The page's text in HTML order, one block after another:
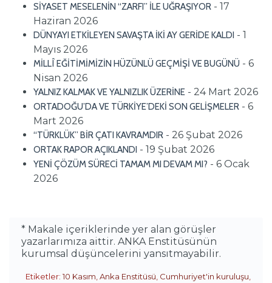
SİYASET MESELENİN “ZARFI” İLE UĞRAŞIYOR - 17
Haziran 2026
DÜNYAYI ETKİLEYEN SAVAŞTA İKİ AY GERİDE KALDI - 1
Mayıs 2026
MİLLÎ EĞİTİMİMİZİN HÜZÜNLÜ GEÇMİŞİ VE BUGÜNÜ - 6
Nisan 2026
YALNIZ KALMAK VE YALNIZLIK ÜZERİNE - 24 Mart 2026
ORTADOĞU’DA VE TÜRKİYE’DEKİ SON GELİŞMELER - 6
Mart 2026
“TÜRKLÜK” BİR ÇATI KAVRAMDIR - 26 Şubat 2026
ORTAK RAPOR AÇIKLANDI - 19 Şubat 2026
YENİ ÇÖZÜM SÜRECİ TAMAM MI DEVAM MI? - 6 Ocak
2026
* Makale içeriklerinde yer alan görüşler
yazarlarımıza aittir. ANKA Enstitüsünün
kurumsal düşüncelerini yansıtmayabilir.
Etiketler:10 Kasım,Anka Enstitüsü, Cumhuriyet'in kuruluşu,